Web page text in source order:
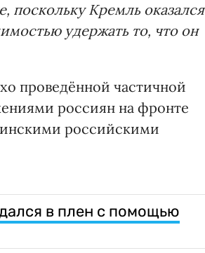
поскольку Кремль оказался
удержать то, что он
проведённой частичной
россиян на фронте
российскими
в плен с помощью